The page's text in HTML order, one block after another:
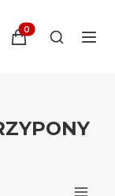
Produkty w
Otwórz